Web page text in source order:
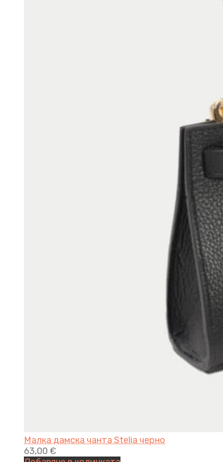
Малка дамска чанта Stelia черно
63,00 €